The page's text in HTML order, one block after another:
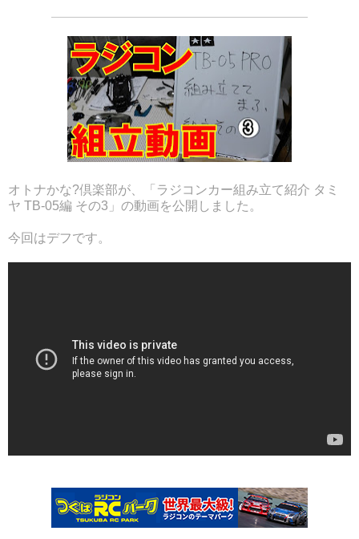
オトナかな?倶楽部が、「ラジコンカー組み立て紹介 タミ
ヤ TB-05編 その3」の動画を公開しました。
今回はデフです。